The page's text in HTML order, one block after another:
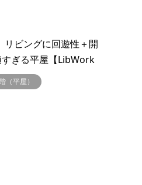
リビングに回遊性＋開
ぎる平屋【LibWork
（平屋）